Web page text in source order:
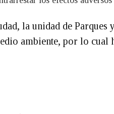
la unidad de Parques
ambiente, por lo cual